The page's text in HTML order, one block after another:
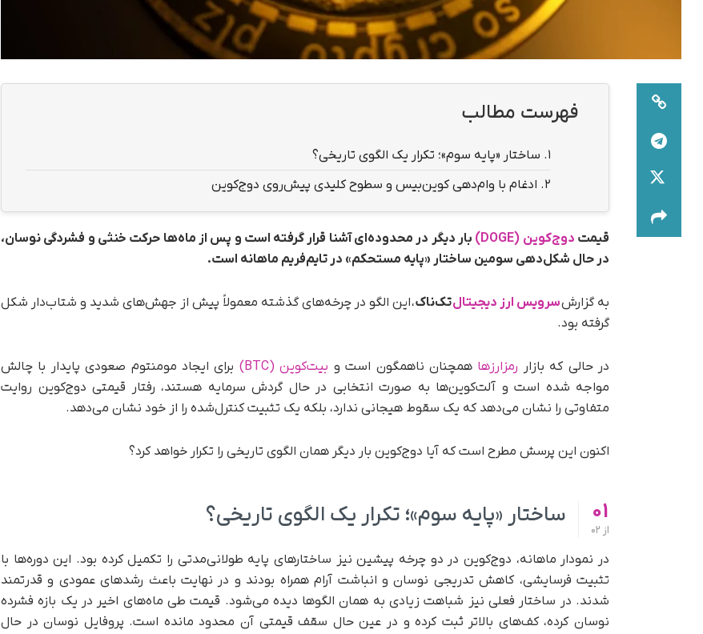
فهرست مطالب
1. ساختار «پایه سوم»؛ تکرار یک الگوی تاریخی؟
2. ادغام با وام‌دهی کوین‌بیس و سطوح کلیدی پیش‌روی دوج‌کوین
قیمت دوج‌کوین (DOGE)
بار دیگر در محدوده‌ای آشنا قرار گرفته است و پس از ماه‌ها حرکت خنثی و فشردگی نوسان،
در حال شکل‌دهی سومین ساختار «پایه مستحکم» در تایم‌فریم ماهانه است.
به گزارشسرویس ارز دیجیتالتک‌ناک، این الگو در چرخه‌های گذشته معمولاً پیش از جهش‌های شدید و شتاب‌دار شکل
گرفته بود.
در حالی که بازار رمزارزها همچنان ناهمگون است و بیت‌کوین (BTC)
برای ایجاد مومنتوم صعودی پایدار با چالش
مواجه شده است و آلت‌کوین‌ها به‌ صورت انتخابی در حال گردش سرمایه هستند، رفتار قیمتی دوج‌کوین روایت
متفاوتی را نشان می‌دهد که یک سقوط هیجانی ندارد، بلکه یک تثبیت کنترل‌شده را از خود نشان می‌دهد.
اکنون این پرسش مطرح است که آیا دوج‌کوین بار دیگر همان الگوی تاریخی را تکرار خواهد کرد؟
01
از
ساختار «پایه سوم»؛ تکرار یک الگوی تاریخی؟
در نمودار ماهانه، دوج‌کوین در دو چرخه پیشین نیز ساختارهای پایه طولانی‌مدتی را تکمیل کرده بود. این دوره‌ها با
تثبیت فرسایشی، کاهش تدریجی نوسان و انباشت آرام همراه بودند و در نهایت باعث رشدهای عمودی و قدرتمند
شدند. در ساختار فعلی نیز شباهت زیادی به همان الگوها دیده می‌شود. قیمت طی ماه‌های اخیر در یک بازه فشرده
نوسان کرده، کف‌های بالاتر ثبت کرده و در عین حال سقف قیمتی آن محدود مانده است. پروفایل نوسان در حال